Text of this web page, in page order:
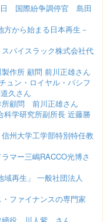
国際紛争調停官 島田
から始まる日本再生－
パイスラック株式会社代
作所 顧問 前川正雄さん
ュン・ロイヤル・パシフ
久さん
所顧問 前川正雄さん
科学研究所副所長 近藤勝
州大学工学部特別特任教
マー三嶋RACCO光博さ
域再生」 一般社団法人
ファイナンスの専門家